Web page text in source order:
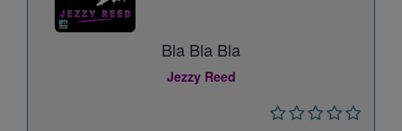
Bla Bla Bla
Jezzy Reed